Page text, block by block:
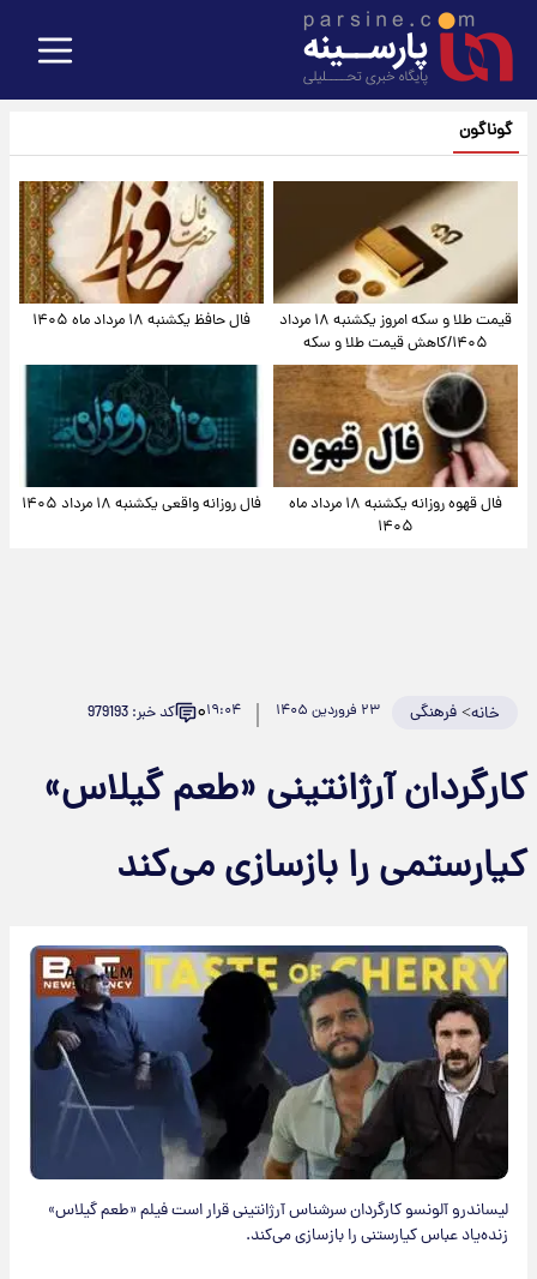
گوناگون
قیمت طلا و سکه امروز یکشنبه ۱۸ مرداد
۱۴۰۵/کاهش قیمت طلا و سکه
فال حافظ یکشنبه ۱۸ مرداد ماه ۱۴۰۵
فال قهوه روزانه یکشنبه ۱۸ مرداد ماه
۱۴۰۵
فال روزانه واقعی یکشنبه ۱۸ مرداد ۱۴۰۵
خانه>فرهنگی ۲۳ فروردین ۱۴۰۵ ۱۹:۰۴۰ کد خبر: 979193
کارگردان آرژانتینی «طعم گیلاس»
کیارستمی را بازسازی می‌کند
لیساندرو آلونسو کارگردان سرشناس آرژانتینی قرار است فیلم «طعم گیلاس»
زنده‌یاد عباس کیارستنی را بازسازی می‌کند.